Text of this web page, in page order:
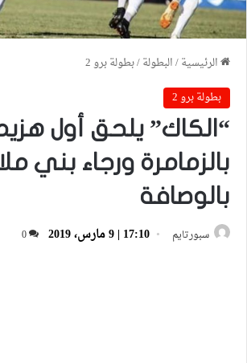
الرئيسية/البطولة/بطولة برو 2
بطولة برو 2
“الكاك” يلحق أول
بالزمامرة ورجاء بني
بالوصافة
سبورتايم 17:10 | 9 مارس، 2019 0